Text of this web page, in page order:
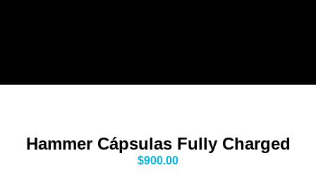
Hammer Cápsulas Fully Charged
$900.00